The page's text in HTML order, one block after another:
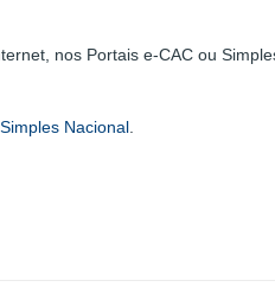
nos Portais e-CAC ou
Nacional.